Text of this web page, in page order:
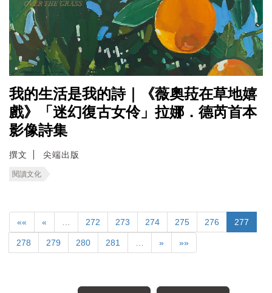
我的生活是我的詩｜《薇奧菈在草地嬉
戲》「迷幻復古女伶」拉娜．德芮首本
影像詩集
撰文 尖端出版
閱讀文化
«« « 272 273 274 275 276 277
278 279 280 281 » »»